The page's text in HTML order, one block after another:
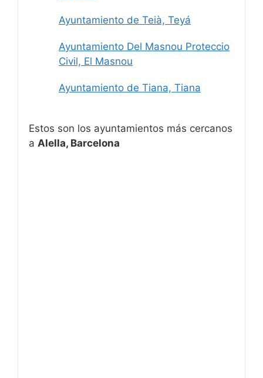
Ayuntamiento de Teià, Teyá
Ayuntamiento Del Masnou Proteccio
Civil, El Masnou
Ayuntamiento de Tiana, Tiana
Estos son los ayuntamientos más cercanos
a Alella, Barcelona